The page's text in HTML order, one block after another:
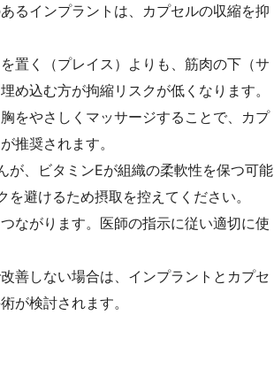
あるインプラントは、カプセルの収縮を抑
置く（プレイス）よりも、筋肉の下（サ
め込む方が拘縮リスクが低くなります。
をやさしくマッサージすることで、カプ
推奨されます。
が、ビタミンEが組織の柔軟性を保つ可能
避けるため摂取を控えてください。
ながります。医師の指示に従い適切に使
改善しない場合は、インプラントとカプセ
が検討されます。